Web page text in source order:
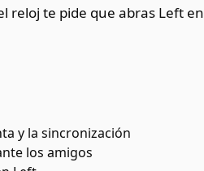
reloj te pide que abras Left en
y la sincronización
los amigos